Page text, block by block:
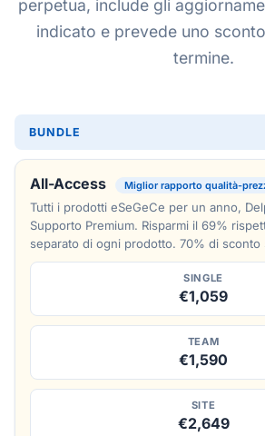
perpetua, include gli
indicato e prevede uno
termine.
BUNDLE
All-Access Miglior rapporto qualità-
Tutti i prodotti eSeGeCe per un anno,
Supporto Premium. Risparmi il 69%
separato di ogni prodotto. 70% di sconto
SINGLE
€1,059
TEAM
€1,590
SITE
€2,649